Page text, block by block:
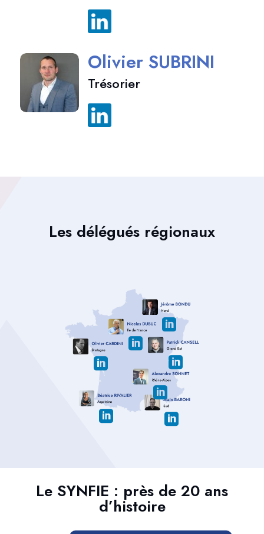
Olivier SUBRINI
Trésorier
Les délégués régionaux







Le SYNFIE : près de 20 ans
d’histoire